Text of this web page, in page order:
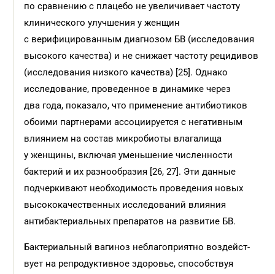
по сравнению с плацебо не увеличивает частоту
клинического улучшения у женщин
с верифицированным диагнозом БВ (исследования
высокого качества) и не снижает частоту рецидивов
(исследования низкого качества) [25]. Однако
исследование, проведенное в динамике через
два года, показало, что применение антибиотиков
обоими партнерами ассоциируется с негативным
влиянием на состав микробиоты влагалища
у женщины, включая уменьшение численности
бактерий и их разнообразия [26, 27]. Эти данные
подчеркивают необходимость проведения новых
высококачественных исследований влияния
антибактериальных препаратов на развитие БВ.
Бактериальный вагиноз неблагоприятно воздейст­
вует на репродуктивное здоровье, способствуя